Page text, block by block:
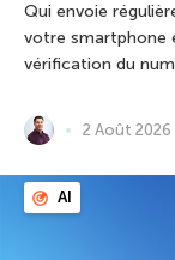
Qui envoie
votre smartphone
vérification du
2 Août 2026
AI